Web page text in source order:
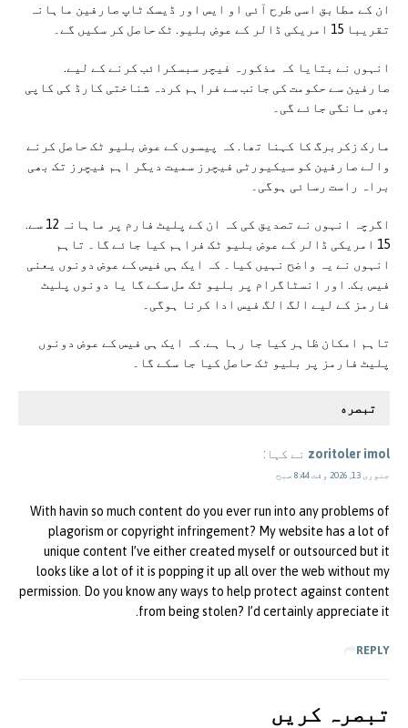
ان کے مطابق اسی طرح آئی او ایس اور ڈیسک ٹاپ صارفین ماہانہ
تقریبا 15 امریکی ڈالر کے عوض بلیو. ٹک حاصل کر سکیں گے۔
انہوں نے بتایا کہ مذکورہ فیچر سبسکرائب کرنے کے لیے.
صارفین سے حکومت کی جانب سے فراہم کردہ شناختی کارڈ کی کاپی
بھی مانگی جائے گی۔
مارک زکربرگ کا کہنا تھا. کہ پیسوں کے عوض بلیو ٹک حاصل کرنے
والے صارفین کو سیکیورٹی فیچرز سمیت دیگر اہم فیچرز تک بھی
براہ راست رسائی ہوگی۔
اگرچہ انہوں نے تصدیق کی کہ ان کے پلیٹ فارم پر ماہانہ 12 سے.
15 امریکی ڈالر کے عوض بلیو ٹک فراہم کیا جائے گا۔ تاہم
انہوں نے یہ واضح نہیں کیا۔ کہ ایک ہی فیس کے عوض دونوں یعنی
فیس بک. اور انسٹاگرام پر بلیو ٹک مل سکے گا یا دونوں پلیٹ
فارمز کے لیے الگ الگ فیس ادا کرنا ہوگی۔
تاہم امکان ظاہر کیا جا رہا ہے. کہ ایک ہی فیس کے عوض دونوں
پلیٹ فارمز پر بلیو ٹک حاصل کیا جا سکے گا۔
تبصره
zoritoler imol نے کہا:
جنوری 13, 2026 وقت 8:44 صبح
With havin so much content do you ever run into any problems of
plagorism or copyright infringement? My website has a lot of
unique content I’ve either created myself or outsourced but it
looks like a lot of it is popping it up all over the web without my
permission. Do you know any ways to help protect against content
from being stolen? I’d certainly appreciate it.
REPLY
تبصرہ کريں